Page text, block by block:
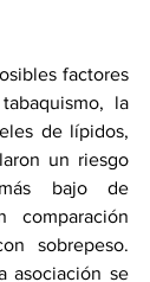
factores
la
de lípidos,
un riesgo
bajo de
comparación
sobrepeso.
asociación se